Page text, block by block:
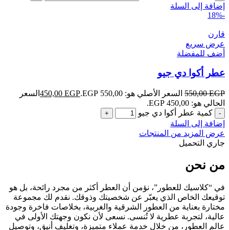
إضافة إلى السلة
-18%
قارن
عرض سريع
أضف للمفضلة
عطر أكوا دي جيو
550,00EGP السعر الأصلي هو: 550,00 EGP. 450,00 EGP
السعر
الحالي هو: 450,00 EGP.
كمية عطر أكوا دي جيو
إضافة إلى السلة
عرض المزيد من المنتجات
جاري التحميل
من نحن
في “كلاسيك للعطور”، نؤمن أن العطر أكثر من مجرد رائحة، بل هو
توقيعك الخاص الذي يعبّر عن شخصيتك وذوقك. نقدم لك مجموعة
مختارة بعناية من العطور الشرقية والغربية، بخلاصات فاخرة وجودة
عالية، لتجربة عطرية لا تُنسى. نسعى لأن نكون وجهتك الأولى في
عالم العطور، من خلال خدمة عملاء متميزة، وتغليف أنيق، وتوصيل